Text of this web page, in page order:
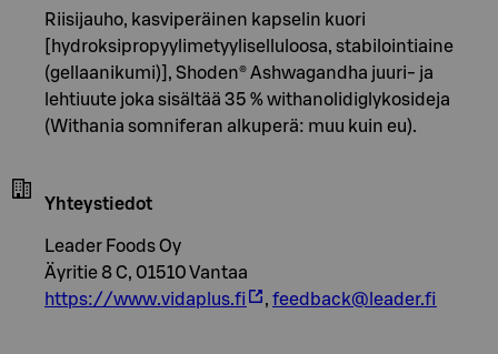
Riisijauho, kasviperäinen kapselin kuori
[hydroksipropyylimetyyliselluloosa, stabilointiaine
(gellaanikumi)], Shoden® Ashwagandha juuri- ja
lehtiuute joka sisältää 35 % withanolidiglykosideja
(Withania somniferan alkuperä: muu kuin eu).
Yhteystiedot
Leader Foods Oy
Äyritie 8 C, 01510 Vantaa
https://www.vidaplus.fi
, feedback@leader.fi